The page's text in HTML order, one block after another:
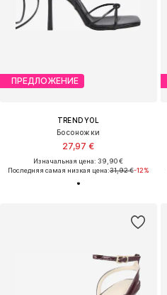
ПРЕДЛОЖЕНИЕ
TRENDYOL
Босоножки
27,97 €
Изначальная цена: 39,90 €
Последняя самая низкая цена:31,92 €-12%